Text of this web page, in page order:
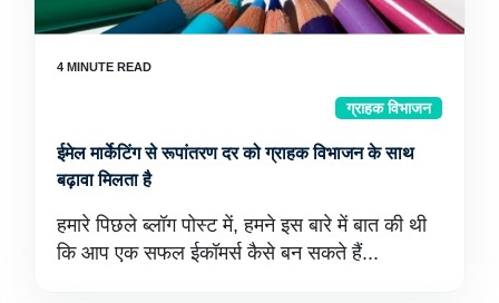
ग्राहक विभाजन
ईमेल मार्केटिंग से रूपांतरण दर को ग्राहक विभाजन के साथ
बढ़ावा मिलता है
हमारे पिछले ब्लॉग पोस्ट में, हमने इस बारे में बात की थी
कि आप एक सफल ईकॉमर्स कैसे बन सकते हैं...